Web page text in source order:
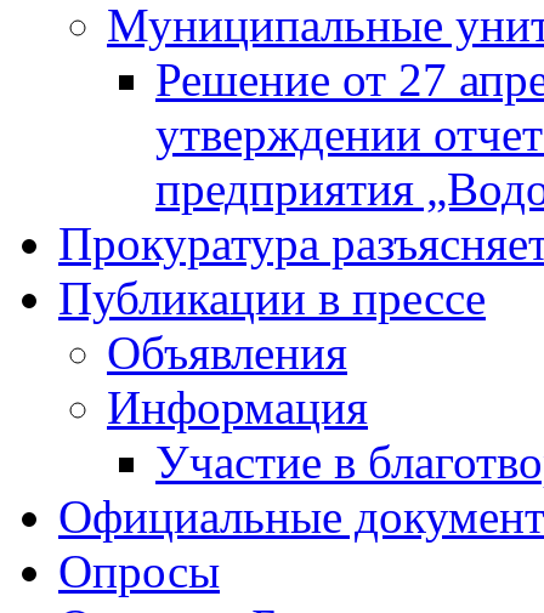
Муниципальные
Решение от 27
утверждении
предприятия
Прокуратура
Публикации в прессе
Объявления
Информация
Участие в
Официальные
Опросы